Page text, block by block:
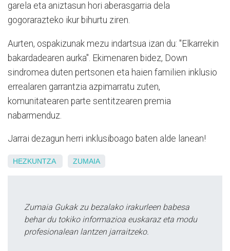
garela eta aniztasun hori aberasgarria dela
gogorarazteko ikur bihurtu ziren. ​
Aurten, ospakizunak mezu indartsua izan du: "Elkarrekin
bakardadearen aurka". Ekimenaren bidez, Down
sindromea duten pertsonen eta haien familien inklusio
errealaren garrantzia azpimarratu zuten,
komunitatearen parte sentitzearen premia
nabarmenduz.
Jarrai dezagun herri inklusiboago baten alde lanean!
HEZKUNTZA ZUMAIA
Zumaia Gukak zu bezalako irakurleen babesa
behar du tokiko informazioa euskaraz eta modu
profesionalean lantzen jarraitzeko.